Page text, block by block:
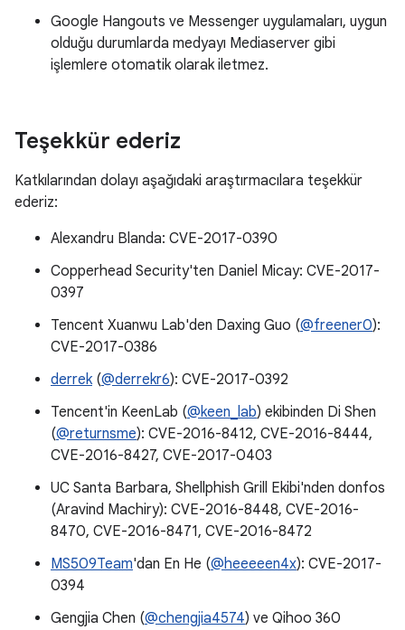
Google Hangouts ve Messenger uygulamaları, uygun
olduğu durumlarda medyayı Mediaserver gibi
işlemlere otomatik olarak iletmez.
Teşekkür ederiz
Katkılarından dolayı aşağıdaki araştırmacılara teşekkür
ederiz:
Alexandru Blanda: CVE-2017-0390
Copperhead Security'ten Daniel Micay: CVE-2017-
0397
Tencent Xuanwu Lab'den Daxing Guo (@freener0):
CVE-2017-0386
derrek(@derrekr6): CVE-2017-0392
Tencent'in KeenLab (@keen_lab) ekibinden Di Shen
(@returnsme): CVE-2016-8412, CVE-2016-8444,
CVE-2016-8427, CVE-2017-0403
UC Santa Barbara, Shellphish Grill Ekibi'nden donfos
(Aravind Machiry): CVE-2016-8448, CVE-2016-
8470, CVE-2016-8471, CVE-2016-8472
MS509Team'dan En He (@heeeeen4x): CVE-2017-
0394
Gengjia Chen (@chengjia4574) ve Qihoo 360